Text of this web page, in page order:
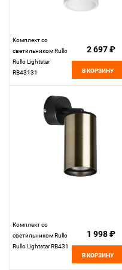
Комплект со
светильником Rullo
Rullo Lightstar
RB43131
2 697 ₽
В КОРЗИНУ
Комплект со
светильником Rullo
Rullo Lightstar RB431
1 998 ₽
В КОРЗИНУ